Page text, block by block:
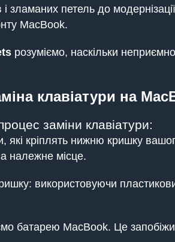
і зламаних петель до
MacBook.
розуміємо, наскільки
клавіатури на
заміни клавіатури:
кріплять нижню кришку
належне місце.
використовуючи
батарею MacBook. Це